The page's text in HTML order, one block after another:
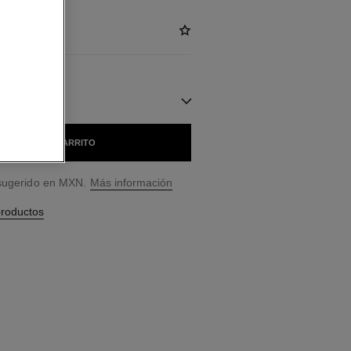
AÑADIR AL CARRITO
en MXN. Más información